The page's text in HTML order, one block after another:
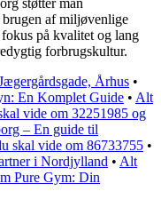
støtter man
af miljøvenlige
på kvalitet og lang
forbrugskultur.
Århus •
En Komplet Guide • Alt
vide om 32251985 og
– En guide til
skal vide om 86733755 •
i Nordjylland • Alt
Pure Gym: Din